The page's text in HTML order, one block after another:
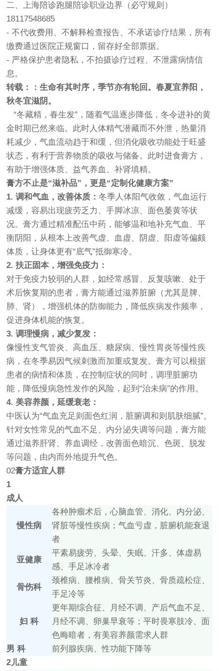
二、上海陪诊跑腿陪诊职业边界（必守规则）
18117548685
- 不代收费用、不解释检查报告、不承诺诊疗结果，所有
缴费通过医院正规窗口，留存好全部票据。
- 严格保护患者隐私，不拍摄诊疗过程、不泄露病情信
息。
转载：：生命有其时序，季节亦有轮回。春夏宜养阳，
秋冬宜滋阴。
“冬藏精，春生发”，随着气温逐步降低，冬令进补的黄
金时期已然来临。此时人体精气潜藏而不外泄，热量消
耗减少，气血流动趋于和缓，但消化吸收功能处于旺盛
状态，有利于营养物质的吸收与储备。此时进食膏方，
有助于增强体质、益气养血、补肾填精。
膏方不止是“滋补品”，更是“定制化健康方案”
1. 调和气血，改善体质：冬季人体阳气收敛，气血运行
减缓，容易出现疲劳乏力、手脚冰凉、面色萎黄等状
况。膏方通过精准配伍中药，能够温和地补充气血、平
衡阴阳，从根本上改善气虚、血虚、阴虚、阳虚等偏颇
体质，让身体更有“底气”抵御寒冷。
2. 扶正固本，增强免疫力：
对于免疫力较弱的人群，如经常感冒、反复咳嗽、处于
术后恢复期的患者，膏方能通过滋养脏腑（尤其是脾、
肺、肾），增强机体的防御能力，降低疾病发作频率，
促进身体机能的恢复。
3. 调理慢病，减少复发：
像慢性支气管炎、高血压、糖尿病、慢性胃炎等慢性疾
病，在冬季易因气候刺激而加重或复发。膏方可以根据
患者的病情和体质，在控制症状的同时，调理脏腑功
能，降低慢病急性发作的风险，起到“治未病”的作用。
4. 美容养颜，延缓衰老：
中医认为“气血充足则面色红润，脏腑调和则肌肤细腻”。
针对女性常见的气血不足、内分泌失调等问题，膏方能
通过滋养肝肾、养血调经，改善面色暗沉、色斑、脱发
等问题，由内而外地提升气色。
02膏方适宜人群
1
成人
慢性病
各种肿瘤术后，心脑血管、消化、内分泌、
肾脏等慢性疾病；气血亏虚，脏腑机能衰退
者
亚健康
平素易疲劳、头晕、失眠、汗多、体虚易
感、手足冰冷者
骨伤科
颈椎病、腰椎病、骨关节炎、骨质疏松症、
手足冷等
妇 科
更年期综合征、月经不调、产后气血不足、
月经不调、卵巢早衰等；平时畏寒肢冷、面
色晦暗者，有美容养颜需求人群
男 科
前列腺疾病、性功能下降等
2儿童